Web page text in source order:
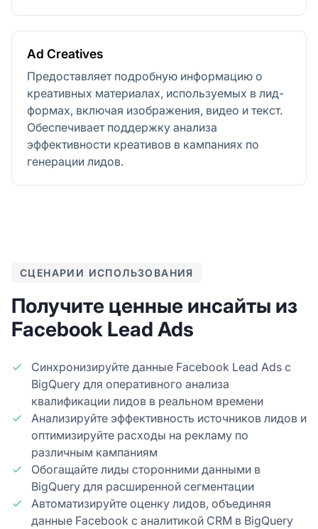
Ad Creatives
Предоставляет подробную информацию о
креативных материалах, используемых в лид-
формах, включая изображения, видео и текст.
Обеспечивает поддержку анализа
эффективности креативов в кампаниях по
генерации лидов.
СЦЕНАРИИ ИСПОЛЬЗОВАНИЯ
Получите ценные инсайты из
Facebook Lead Ads
Синхронизируйте данные Facebook Lead Ads с
BigQuery для оперативного анализа
квалификации лидов в реальном времени
Анализируйте эффективность источников лидов и
оптимизируйте расходы на рекламу по
различным кампаниям
Обогащайте лиды сторонними данными в
BigQuery для расширенной сегментации
Автоматизируйте оценку лидов, объединяя
данные Facebook с аналитикой CRM в BigQuery